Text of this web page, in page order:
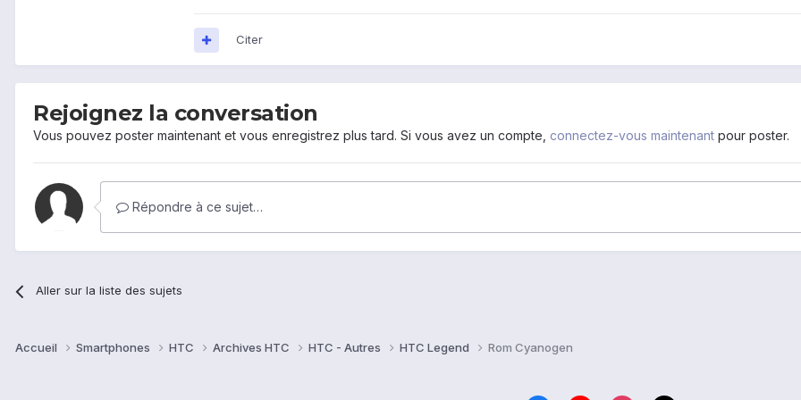
Citer
Rejoignez la conversation
Vous pouvez poster maintenant et vous enregistrez plus tard. Si vous avez un compte, connectez-vous maintenant pour poster.
Répondre à ce sujet…
Aller sur la liste des sujets
Accueil Smartphones HTC Archives HTC HTC - Autres HTC Legend Rom Cyanogen